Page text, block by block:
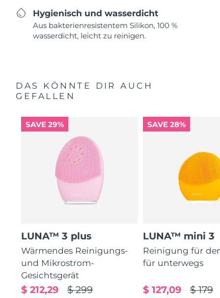
Hygienisch und wasserdicht
Aus bakterienresistentem Silikon, 100 %
wasserdicht, leicht zu reinigen.
DAS KÖNNTE DIR AUCH
GEFALLEN
SAVE 29%
LUNA™ 3 plus
Wärmendes Reinigungs-
und Mikrostrom-
Gesichtsgerät
$ 299
$ 212,29
SAVE 28%
LUNA™ mini 3
Reinigung für
für unterwegs
$ 179
$ 127,09